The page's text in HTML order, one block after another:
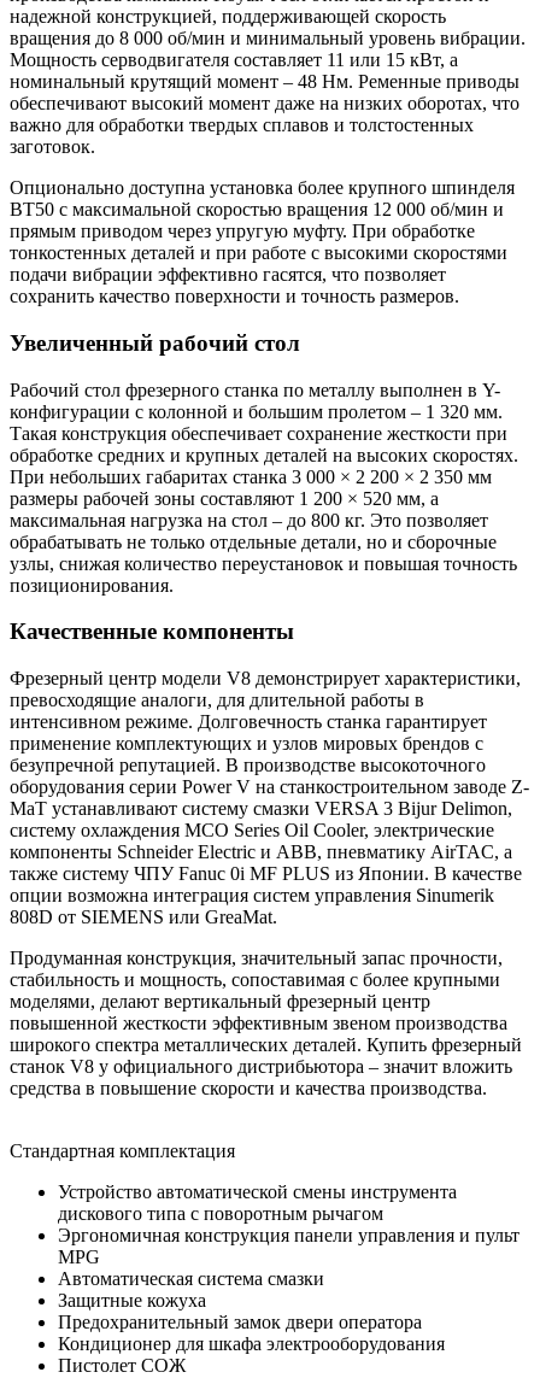
надежной конструкцией, поддерживающей скорость
вращения до 8 000 об/мин и минимальный уровень вибрации.
Мощность серводвигателя составляет 11 или 15 кВт, а
номинальный крутящий момент – 48 Нм. Ременные приводы
обеспечивают высокий момент даже на низких оборотах, что
важно для обработки твердых сплавов и толстостенных
заготовок.
Опционально доступна установка более крупного шпинделя
ВТ50 с максимальной скоростью вращения 12 000 об/мин и
прямым приводом через упругую муфту. При обработке
тонкостенных деталей и при работе с высокими скоростями
подачи вибрации эффективно гасятся, что позволяет
сохранить качество поверхности и точность размеров.
Увеличенный рабочий стол
Рабочий стол фрезерного станка по металлу выполнен в Y-
конфигурации с колонной и большим пролетом – 1 320 мм.
Такая конструкция обеспечивает сохранение жесткости при
обработке средних и крупных деталей на высоких скоростях.
При небольших габаритах станка 3 000 × 2 200 × 2 350 мм
размеры рабочей зоны составляют 1 200 × 520 мм, а
максимальная нагрузка на стол – до 800 кг. Это позволяет
обрабатывать не только отдельные детали, но и сборочные
узлы, снижая количество переустановок и повышая точность
позиционирования.
Качественные компоненты
Фрезерный центр модели V8 демонстрирует характеристики,
превосходящие аналоги, для длительной работы в
интенсивном режиме. Долговечность станка гарантирует
применение комплектующих и узлов мировых брендов с
безупречной репутацией. В производстве высокоточного
оборудования серии Power V на станкостроительном заводе Z-
MaT устанавливают систему смазки VERSA 3 Bijur Delimon,
систему охлаждения MCO Series Oil Cooler, электрические
компоненты Schneider Electric и ABB, пневматику AirTAC, а
также систему ЧПУ Fanuc 0i MF PLUS из Японии. В качестве
опции возможна интеграция систем управления Sinumerik
808D от SIEMENS или GreaMat.
Продуманная конструкция, значительный запас прочности,
стабильность и мощность, сопоставимая с более крупными
моделями, делают вертикальный фрезерный центр
повышенной жесткости эффективным звеном производства
широкого спектра металлических деталей. Купить фрезерный
станок V8 у официального дистрибьютора – значит вложить
средства в повышение скорости и качества производства.
Стандартная комплектация
Устройство автоматической смены инструмента
дискового типа с поворотным рычагом
Эргономичная конструкция панели управления и пульт
MPG
Автоматическая система смазки
Защитные кожуха
Предохранительный замок двери оператора
Кондиционер для шкафа электрооборудования
Пистолет СОЖ